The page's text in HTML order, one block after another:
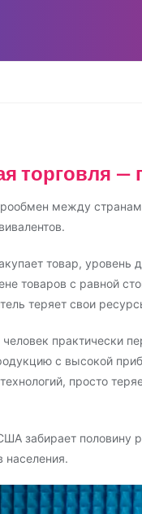
торговля —
между
товар,
товаров с равной
теряет свои
практически
с высокой
просто
забирает половину
населения.